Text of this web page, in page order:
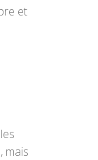
et
mais